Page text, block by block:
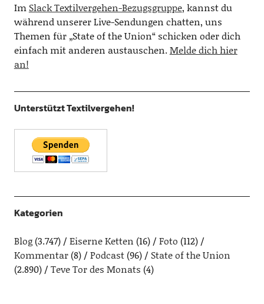
Im Slack Textilvergehen-Bezugsgruppe, kannst du
während unserer Live-Sendungen chatten, uns
Themen für „State of the Union“ schicken oder dich
einfach mit anderen austauschen.Melde dich hier
an!
Unterstützt Textilvergehen!
Kategorien
Blog(3.747) Eiserne Ketten (16) Foto (112)
Kommentar(8) Podcast(96)
State of the Union
(2.890)
Teve Tor des Monats (4)